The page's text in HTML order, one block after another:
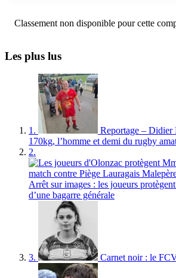
Classement non disponible pour cette
Les plus lus
1.
Reportage – Didier
170kg, l’homme et demi du rugby
2.
Arrêt sur images : les joueurs
d’une bagarre générale
3. Carnet noir : le